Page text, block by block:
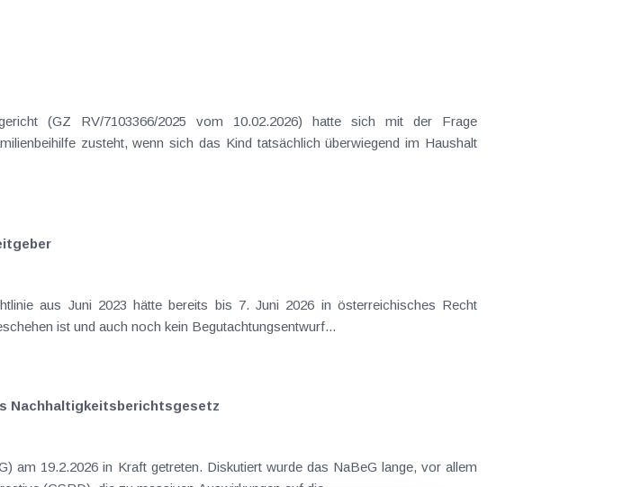
zusteht, wenn sich das Kind tatsächlich überwiegend im Haushalt
ist und auch noch kein Begutachtungsentwurf...
Nachhaltigkeits­berichts­gesetz
am 19.2.2026 in Kraft getreten. Diskutiert wurde das NaBeG lange, vor allem